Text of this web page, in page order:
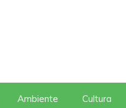
Ambiente Cultura